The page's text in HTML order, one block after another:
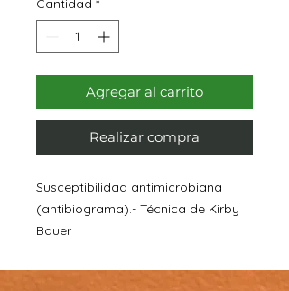
Cantidad *
Agregar al carrito
Realizar compra
Susceptibilidad antimicrobiana
(antibiograma).- Técnica de Kirby
Bauer